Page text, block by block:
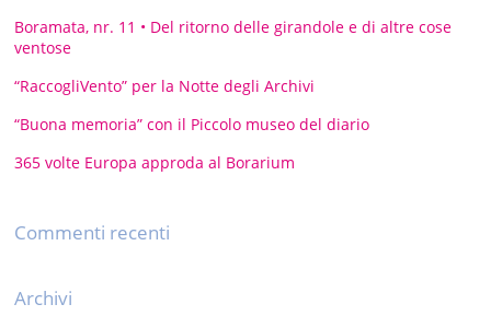
Boramata, nr. 11 • Del ritorno delle girandole e di altre cose
ventose
“RaccogliVento” per la Notte degli Archivi
“Buona memoria” con il Piccolo museo del diario
365 volte Europa approda al Borarium
Commenti recenti
Archivi